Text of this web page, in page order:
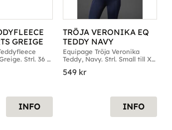
GREIGE
Strl. 36
INFO
TRÖJA VERONIKA EQ
TEDDY NAVY
Equipage Tröja Veronika
Teddy, Navy. Strl. Small till X-
549 kr
INFO